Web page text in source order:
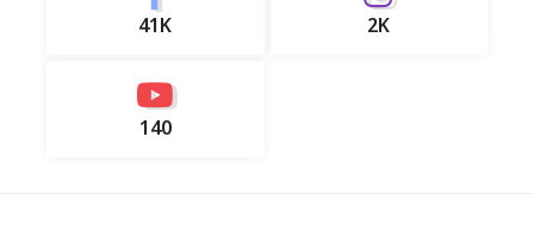
41K 2K
140